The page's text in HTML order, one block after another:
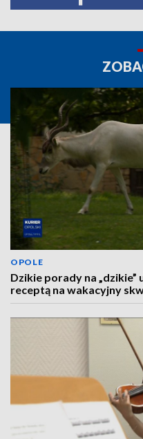
OPOLE
Dzikie porady na „dzikie”
receptą na wakacyjny